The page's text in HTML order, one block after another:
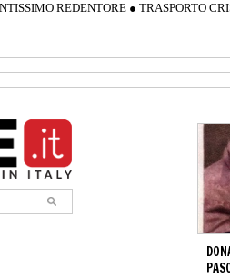
REDENTORE ● TRASPORTO